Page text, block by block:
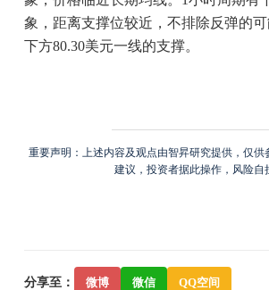
象，距离支撑位较近，不排除反弹的
下方80.30美元一线的支撑。
重要声明：上述内容及观点由智昇研究提供，仅供
建议，投资者据此操作，风险自
分享至： 微博 微信 QQ空间